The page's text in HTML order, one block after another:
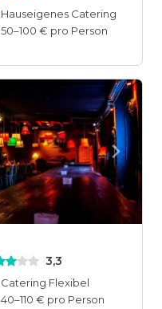
Hauseigenes Catering
50–100 € pro Person
3,3
Catering Flexibel
40–110 € pro Person